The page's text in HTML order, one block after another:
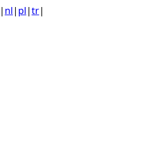
| nl| pl|tr|